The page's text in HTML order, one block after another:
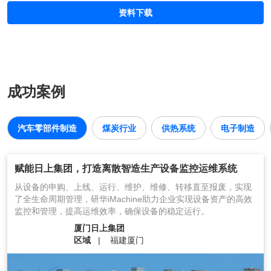
资料下载
成功案例
汽车零部件制造 煤炭行业 供热系统 电子制造
赋能日上集团，打造离散智造生产设备监控运维系统
从设备的申购、上线、运行、维护、维修、转移直至报废，实现
了全生命周期管理，研华iMachine助力企业实现设备资产的高效
监控和管理，提高运维效率，确保设备的稳定运行。
厦门日上集团
区域
福建厦门